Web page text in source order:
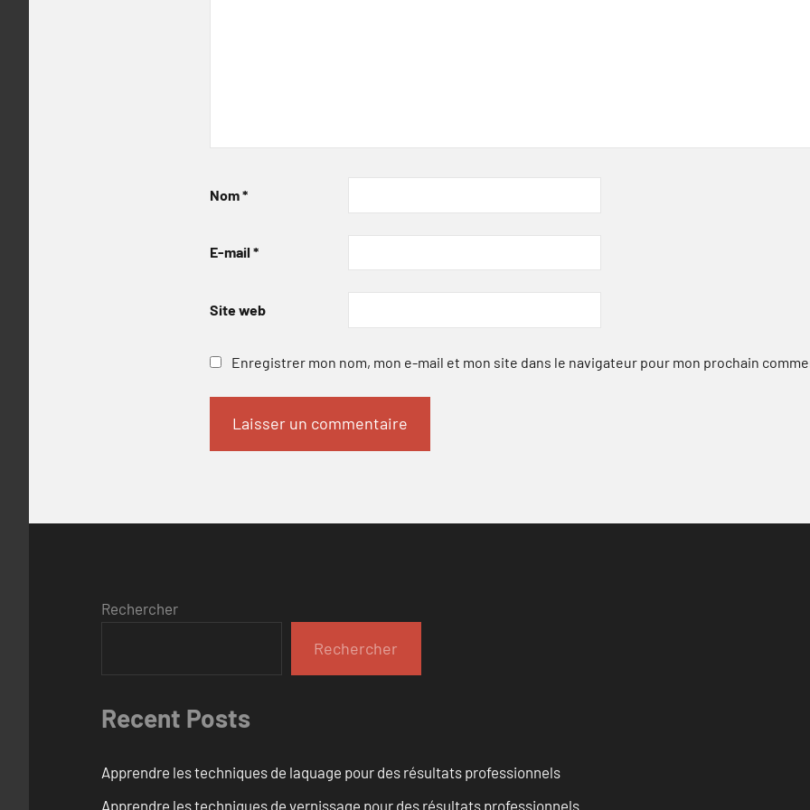
Nom*
E-mail *
Site web
Enregistrer mon nom, mon e-mail et mon site dans le navigateur pour mon prochain
Rechercher
Rechercher
Recent Posts
Apprendre les techniques de laquage pour des résultats professionnels
Apprendre les techniques de vernissage pour des résultats professionnels